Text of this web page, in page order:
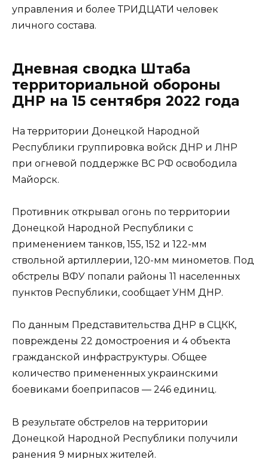
управления и более ТРИДЦАТИ человек
личного состава.
Дневная сводка Штаба
территориальной обороны
ДНР на 15 сентября 2022 года
На территории Донецкой Народной
Республики группировка войск ДНР и ЛНР
при огневой поддержке ВС РФ освободила
Майорск.
Противник открывал огонь по территории
Донецкой Народной Республики с
применением танков, 155, 152 и 122-мм
ствольной артиллерии, 120-мм минометов. Под
обстрелы ВФУ попали районы 11 населенных
пунктов Республики, сообщает УНМ ДНР.
По данным Представительства ДНР в СЦКК,
повреждены 22 домостроения и 4 объекта
гражданской инфраструктуры. Общее
количество примененных украинскими
боевиками боеприпасов — 246 единиц.
В результате обстрелов на территории
Донецкой Народной Республики получили
ранения 9 мирных жителей.